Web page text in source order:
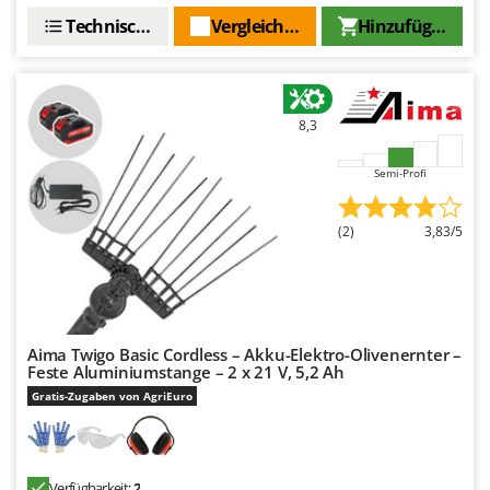
Seven Italy
Shark
Shindaiwa
Silky
Simatech
Sirman
Skil
Smartwood
Smeg
Snapper
Solidur
Hinzufügen
Vergleichen Sie
Technische Daten
8,3
Semi-Profi
(2) 3,83/5
Aima Twigo Basic Cordless – Akku-Elektro-Olivenernter –
Feste Aluminiumstange – 2 x 21 V, 5,2 Ah
Gratis-Zugaben von AgriEuro